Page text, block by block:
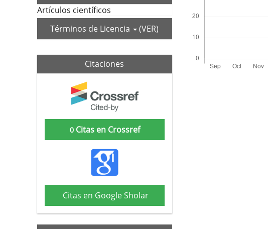
Artículos científicos
Términos de Licencia
(VER)
Citaciones
0Citas en Crossref
Citas en Google Sholar